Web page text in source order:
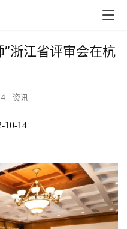
浙江省评审会在杭
资讯
10-14